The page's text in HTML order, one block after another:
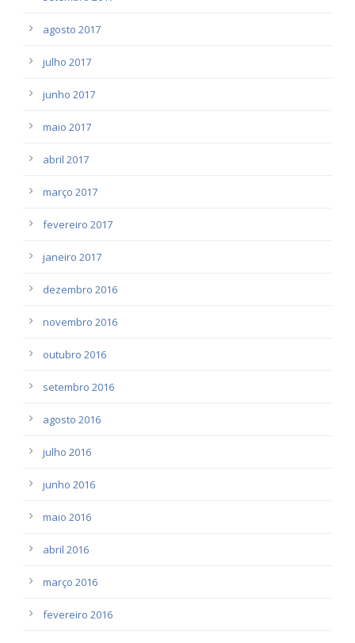
agosto 2017
julho 2017
junho 2017
maio 2017
abril 2017
março 2017
fevereiro 2017
janeiro 2017
dezembro 2016
novembro 2016
outubro 2016
setembro 2016
agosto 2016
julho 2016
junho 2016
maio 2016
abril 2016
março 2016
fevereiro 2016